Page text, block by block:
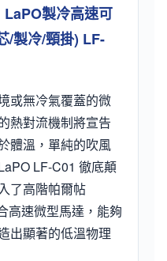
製冷高速可
/製冷/頸掛) LF-
或無冷氣覆蓋的微
熱對流機制將宣告
體溫，單純的吹風
LF-C01 徹底顛
了高階帕爾帖
高速微型馬達，能夠
出顯著的低溫物理